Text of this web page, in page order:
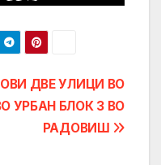
ДВЕ УЛИЦИ ВО
УРБАН БЛОК 3 ВО
РАДОВИШ